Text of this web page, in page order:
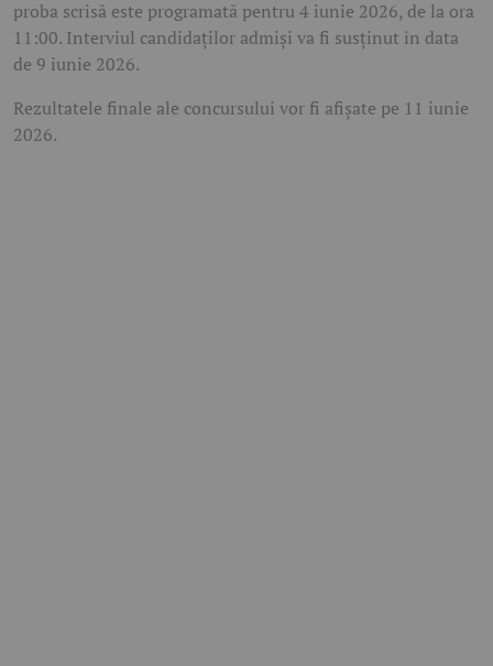
proba scrisă este programată pentru 4 iunie 2026, de la ora
11:00. Interviul candidaților admiși va fi susținut în data
de 9 iunie 2026.
Rezultatele finale ale concursului vor fi afișate pe 11 iunie
2026.